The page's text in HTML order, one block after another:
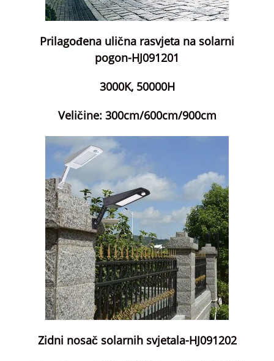
Prilagođena ulična rasvjeta na solarni
pogon-HJ091201
3000K, 50000H
Veličine: 300cm/600cm/900cm
Zidni nosač solarnih svjetala-HJ091202